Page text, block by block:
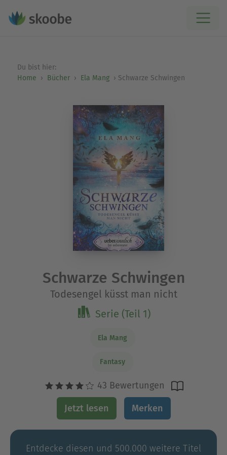
Du bist hier:
Home
Bücher Ela Mang Schwarze Schwingen
Schwarze Schwingen
Todesengel küsst man nicht
Serie (Teil 1)
Ela Mang
Fantasy
43 Bewertungen
Jetzt lesen Merken
Entdecke diesen und 500.000 weitere Titel